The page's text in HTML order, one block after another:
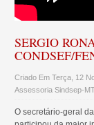
SERGIO
CONDSEF/
Criado Em Terça, 12
Assessoria Sindsep-
O secretário-geral